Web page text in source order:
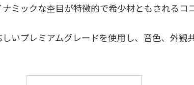
ミックな杢目が特徴的で希少材ともされるコ
いプレミアムグレードを使用し、音色、外観